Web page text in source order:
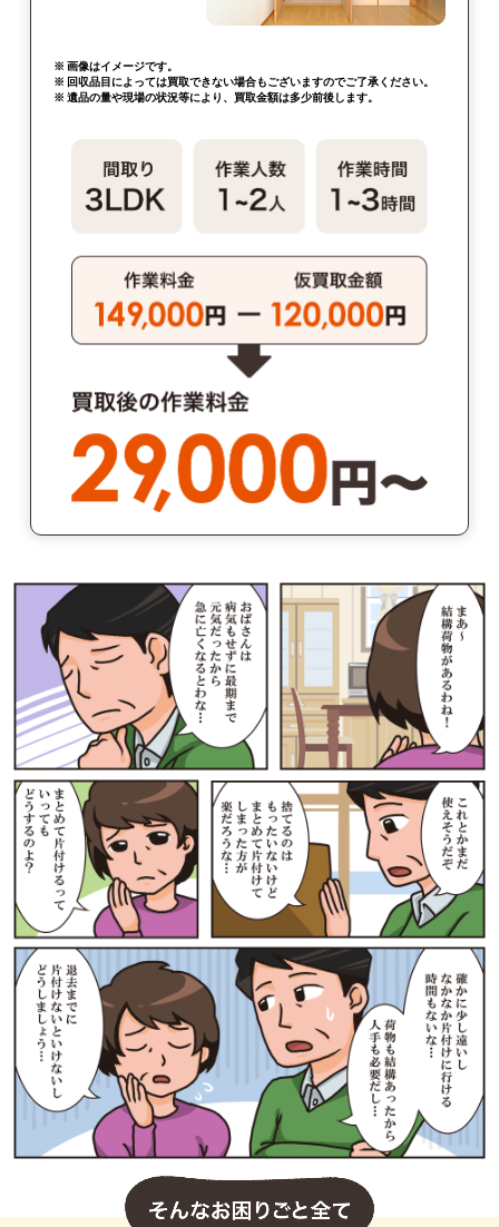
※ 画像はイメージです。
※ 回収品目によっては買取できない場合もございますのでご了承ください。
※ 遺品の量や現場の状況等により、買取金額は多少前後します。